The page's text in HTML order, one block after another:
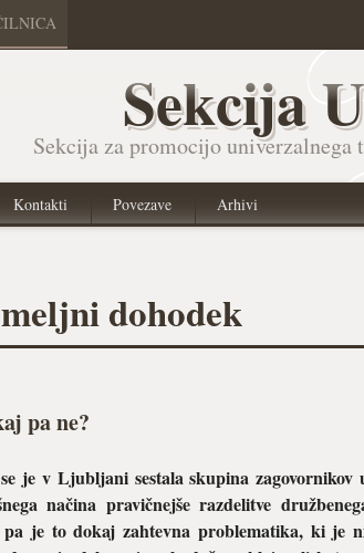
Sekcija
Sekcija za promocijo univerzalnega
Kontakti Povezave Arhivi
dohodek
pa ne?
je v Ljubljani sestala skupina
načina pravičnejše razdelitve
je to dokaj zahtevna problematika, ki je